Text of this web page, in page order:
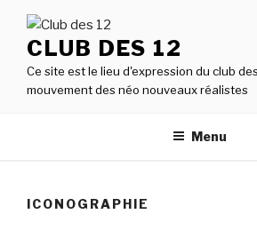
contenu
principal
CLUB DES 12
Ce site est le lieu d'expression du club
mouvement des néo nouveaux réalistes
Menu
ICONOGRAPHIE